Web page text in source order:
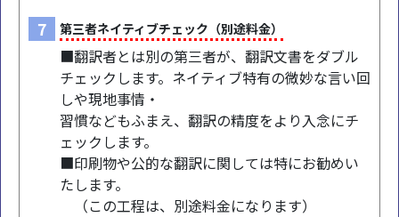
7 第三者ネイティブチェック（別途料金）
■翻訳者とは別の第三者が、翻訳文書をダブル
チェックします。ネイティブ特有の微妙な言い回
しや現地事情・
習慣などもふまえ、翻訳の精度をより入念にチ
ェックします。
■印刷物や公的な翻訳に関しては特にお勧めい
たします。
（この工程は、別途料金になります）